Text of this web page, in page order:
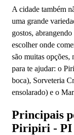
A cidade também
uma grande
gostos,
escolher onde
são muitas opções,
para te ajudar: o
boca), Sorveteria
ensolarado) e o
Principais
Piripiri - PI